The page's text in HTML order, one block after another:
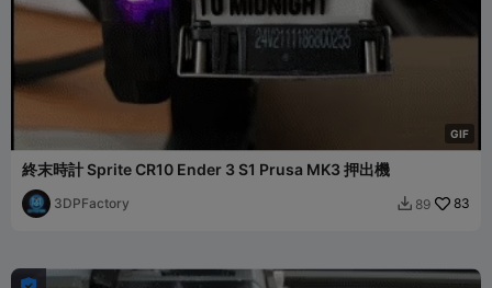
GIF
終末時計 Sprite CR10 Ender 3 S1 Prusa MK3 押出機
3DPFactory  89 83